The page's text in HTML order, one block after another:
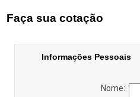
Faça sua cotação
Informações Pessoais
Nome: